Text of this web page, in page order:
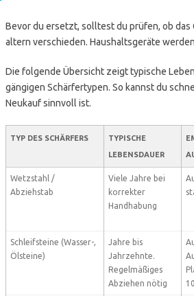
Bevor du ersetzt, solltest du prüfen, ob
altern verschieden. Haushaltsgeräte
Die folgende Übersicht zeigt typische
gängigen Schärfertypen. So kannst du
Neukauf sinnvoll ist.
TYP DES SCHÄRFERS
TYPISCHE
LEBENSDAUER
Wetzstahl /
Abziehstab
Viele Jahre bei
korrekter
Handhabung
Schleifsteine (Wasser-,
Ölsteine)
Jahre bis
Jahrzehnte.
Regelmäßiges
Abziehen nötig